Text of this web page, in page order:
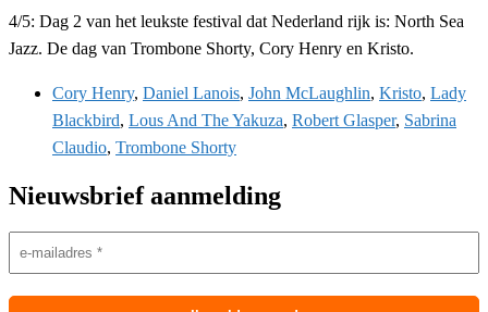
4/5: Dag 2 van het leukste festival dat Nederland rijk is: North Sea
Jazz. De dag van Trombone Shorty, Cory Henry en Kristo.
Cory Henry, Daniel Lanois, John McLaughlin, Kristo, Lady
Blackbird, Lous And The Yakuza, Robert Glasper, Sabrina
Claudio, Trombone Shorty
Nieuwsbrief aanmelding